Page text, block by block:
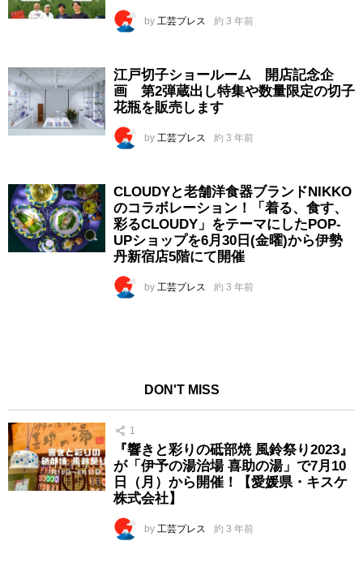
by 工芸プレス 約 3 年前
江戸切子ショールーム 開店記念企
画 第2弾蔵出し特集や数量限定の切子
花瓶を販売します
by 工芸プレス 約 3 年前
CLOUDYと老舗洋食器ブランドNIKKO
のコラボレーション！「着る、食す、
彩るCLOUDY」をテーマにしたPOP-
UPショップを6月30日(金曜)から伊勢
丹新宿店5階にて開催
by 工芸プレス 約 3 年前
DON'T MISS
1
『響きと彩りの砥部焼 風鈴祭り2023』
が「伊予の湯治場 喜助の湯」で7月10
日（月）から開催！【愛媛県・キスケ
株式会社】
by 工芸プレス 約 3 年前